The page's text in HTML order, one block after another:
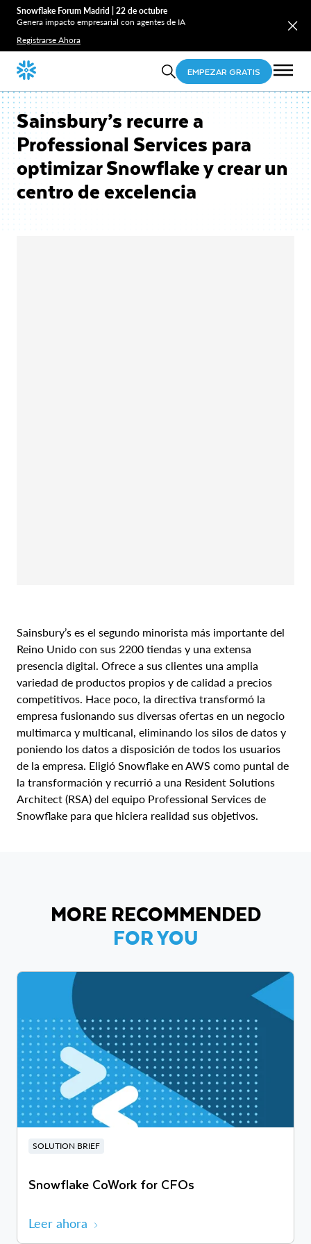
Snowflake Forum Madrid | 22 de octubre
Genera impacto empresarial con agentes de IA
Registrarse Ahora
EMPEZAR GRATIS
Sainsbury’s recurre a
Professional Services para
optimizar Snowflake y crear un
centro de excelencia
Sainsbury’s es el segundo minorista más importante del
Reino Unido con sus 2200 tiendas y una extensa
presencia digital. Ofrece a sus clientes una amplia
variedad de productos propios y de calidad a precios
competitivos. Hace poco, la directiva transformó la
empresa fusionando sus diversas ofertas en un negocio
multimarca y multicanal, eliminando los silos de datos y
poniendo los datos a disposición de todos los usuarios
de la empresa. Eligió Snowflake en AWS como puntal de
la transformación y recurrió a una Resident Solutions
Architect (RSA) del equipo Professional Services de
Snowflake para que hiciera realidad sus objetivos.
MORE RECOMMENDED
FOR YOU
SOLUTION BRIEF
Snowflake CoWork for CFOs
Leer ahora